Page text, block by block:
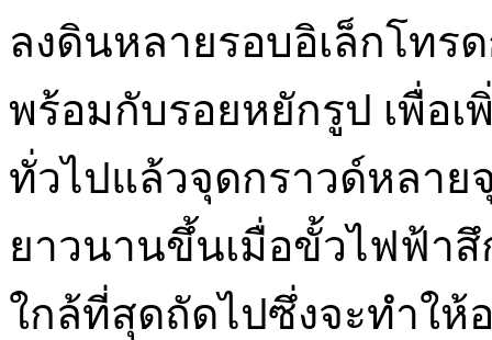
ลงดินหลายรอบอิเล็กโทร
พร้อมกับรอยหยักรูป เพื่อ
ทั่วไปแล้วจุดกราวด์หลาย
ยาวนานขึ้นเมื่อขั้วไฟฟ้าสึ
ใกล้ที่สุดถัดไปซึ่งจะทำให้